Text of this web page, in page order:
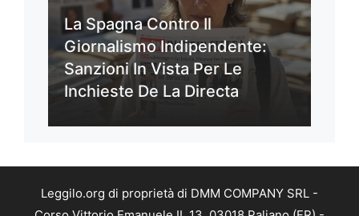
La Spagna Contro Il
Giornalismo Indipendente:
Sanzioni In Vista Per Le
Inchieste De La Directa
Leggilo.org di proprietà di DMM COMPANY SRL -